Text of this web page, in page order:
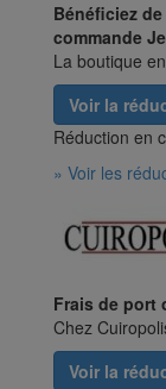
Bénéficiez
commande
La boutique
Voir la
Réduction en
» Voir les
Frais de port
Chez
Voir la